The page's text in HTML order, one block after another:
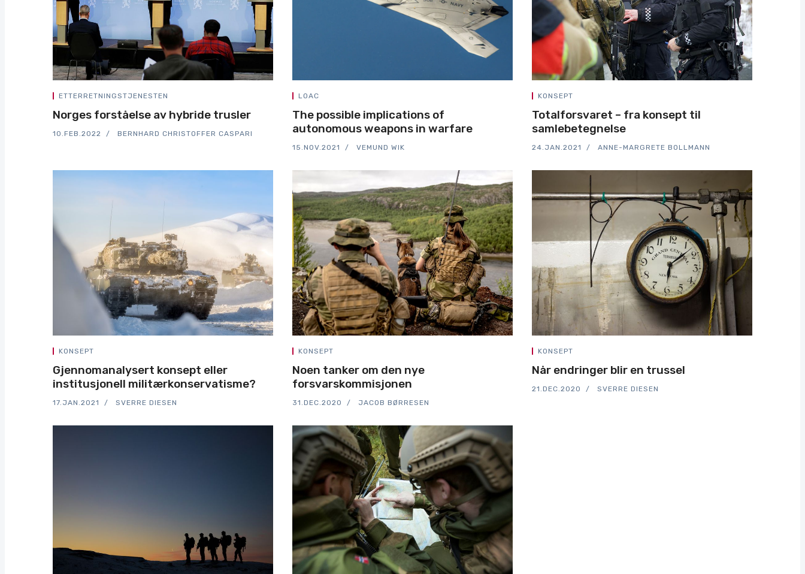
ETTERRETNINGSTJENESTEN
Norges forståelse av hybride trusler
10.FEB.2022 BERNHARD CHRISTOFFER CASPARI
LOAC
The possible implications of
autonomous weapons in warfare
15.NOV.2021 VEMUND WIK
KONSEPT
Totalforsvaret – fra konsept til
samlebetegnelse
24.JAN.2021 ANNE-MARGRETE BOLLMANN
KONSEPT
Gjennomanalysert konsept eller
institusjonell militærkonservatisme?
17.JAN.2021 SVERRE DIESEN
KONSEPT
Noen tanker om den nye
forsvarskommisjonen
31.DEC.2020 JACOB BØRRESEN
KONSEPT
Når endringer blir en trussel
21.DEC.2020 SVERRE DIESEN